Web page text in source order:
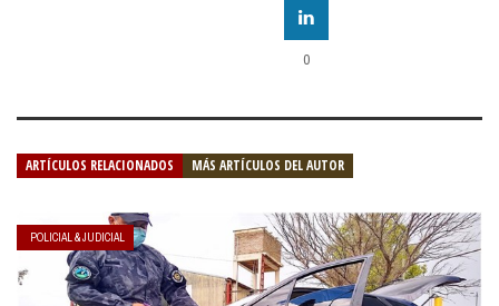
0
ARTÍCULOS RELACIONADOS MÁS ARTÍCULOS DEL AUTOR
POLICIAL & JUDICIAL